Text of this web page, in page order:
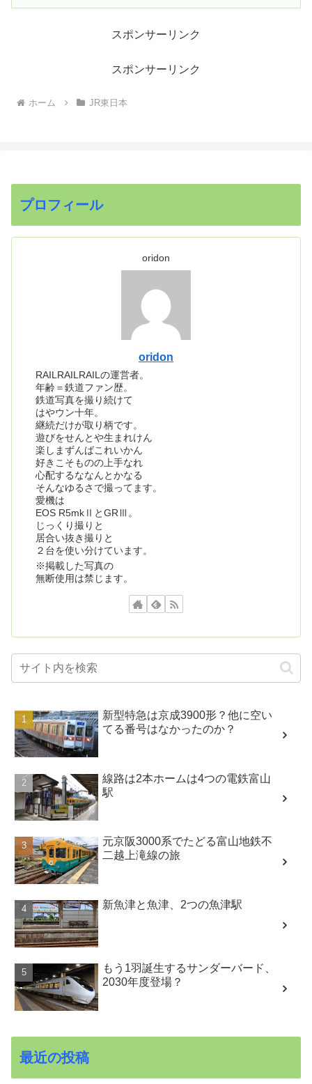
スポンサーリンク
スポンサーリンク
ホーム JR東日本
プロフィール
oridon
oridon
RAILRAILRAILの運営者。
年齢＝鉄道ファン歴。
鉄道写真を撮り続けて
はやウン十年。
継続だけが取り柄です。
遊びをせんとや生まれけん
楽しまずんばこれいかん
好きこそものの上手なれ
心配するななんとかなる
そんなゆるさで撮ってます。
愛機は
EOS R5mkⅡとGRⅢ。
じっくり撮りと
居合い抜き撮りと
２台を使い分けています。
※掲載した写真の
無断使用は禁じます。
新型特急は京成3900形？他に空い
てる番号はなかったのか？
線路は2本ホームは4つの電鉄富山
駅
元京阪3000系でたどる富山地鉄不
二越上滝線の旅
新魚津と魚津、2つの魚津駅
もう1羽誕生するサンダーバード、
2030年度登場？
最近の投稿